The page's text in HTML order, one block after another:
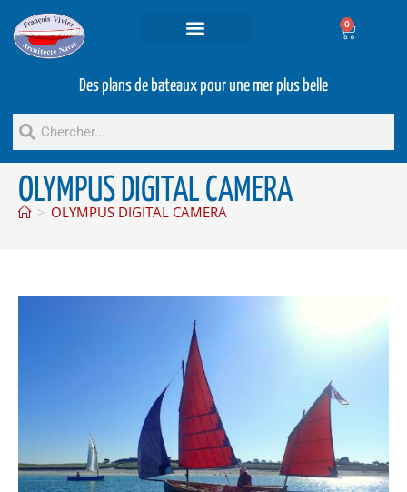
0
Des plans de bateaux pour une mer plus belle
OLYMPUS DIGITAL CAMERA
> OLYMPUS DIGITAL CAMERA